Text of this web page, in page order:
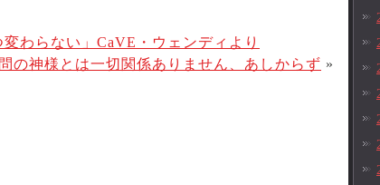
わらない」CaVE・ウェンディより
の神様とは一切関係ありません、あしからず »